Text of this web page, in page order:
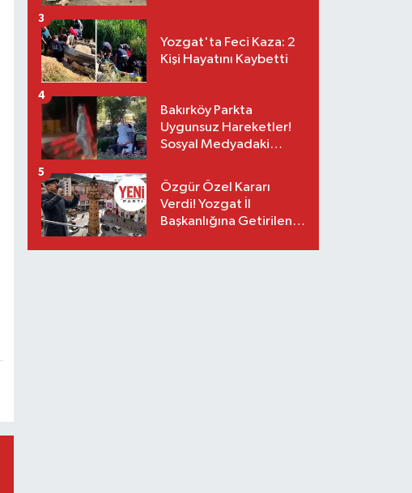
Yozgat'ta Feci Kaza: 2
Kişi Hayatını Kaybetti
3
Bakırköy Parkta
Uygunsuz Hareketler!
Sosyal Medyadaki
Gözaltı
4
Özgür Özel Kararı
Verdi! Yozgat İl
Başkanlığına Getirilen
5